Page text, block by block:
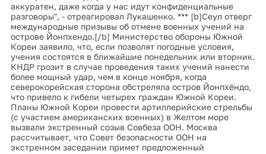
аккуратен, даже когда у нас идут конфиденциальные
разговоры", - отреагировал Лукашенко. *** [b]Сеул отверг
международные призывы об отмене военных учений на
острове Йонпхендо.[/b] Министерство обороны Южной
Кореи заявило, что, если позволят погодные условия,
учения состоятся в ближайшие понедельник или вторник.
КНДР грозит в случае проведения таких учений нанести
более мощный удар, чем в конце ноября, когда
северокорейская сторона обстреляла остров Йонпхёндо,
что привело к гибели четырех граждан Южной Кореи.
Планы Южной Кореи провести артиллерийские стрельбы
(с участием американских военных) в Желтом море
вызвали экстренный созыв Совбеза ООН. Москва
рассчитывает, что Совет безопасности ООН на
экстренном заседании примет предложенный